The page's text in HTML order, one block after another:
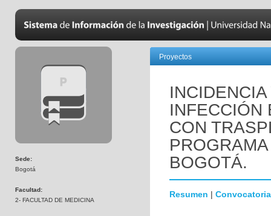
Sede:
Bogotá
Facultad:
2- FACULTAD DE MEDICINA
Proyectos
INFECCIÓN
CON
BOGOTÁ.
Resumen | Convocatoria